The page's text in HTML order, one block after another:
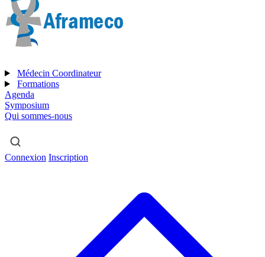
Médecin Coordinateur
Formations
Agenda
Symposium
Qui sommes-nous
Connexion Inscription